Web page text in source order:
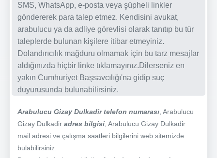
SMS, WhatsApp, e-posta veya şüpheli linkler
göndererek para talep etmez. Kendisini avukat,
arabulucu ya da adliye görevlisi olarak tanıtıp bu tür
taleplerde bulunan kişilere itibar etmeyiniz.
Dolandırıcılık mağduru olmamak için bu tarz mesajlar
aldığınızda hiçbir linke tıklamayınız.Dilerseniz en
yakın Cumhuriyet Başsavcılığı'na gidip suç
duyurusunda bulunabilirsiniz.
Arabulucu Gizay Dulkadir telefon numarası , Arabulucu
Gizay Dulkadir adres bilgisi , Arabulucu Gizay Dulkadir
mail adresi ve çalışma saatleri bilgilerini web sitemizde
bulabilirsiniz.